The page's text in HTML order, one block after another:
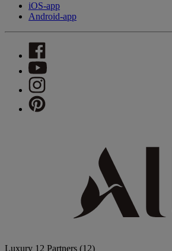
iOS-app
Android-app
Luxury 12 Partners (12)